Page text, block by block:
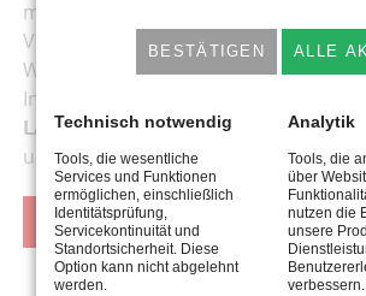
mechanischen und chemischen
Verschmutzungen bei Bauwerken,
Wasser- und Abwasseranlagen sowie
Industrieprodukten. So erhalten Sie
LANGFRISTIGEN SCHUTZ
für Ihre
und Produkte.
MEHR ERFAHREN
BESTÄTIGEN ALLE
Technisch notwendig
Tools, die wesentliche
Services und Funktionen
ermöglichen, einschließlich
Identitätsprüfung,
Servicekontinuität und
Standortsicherheit. Diese
Option kann nicht abgelehnt
werden.
Analytik
Tools, die
über
nutzen die
unsere
verbessern.